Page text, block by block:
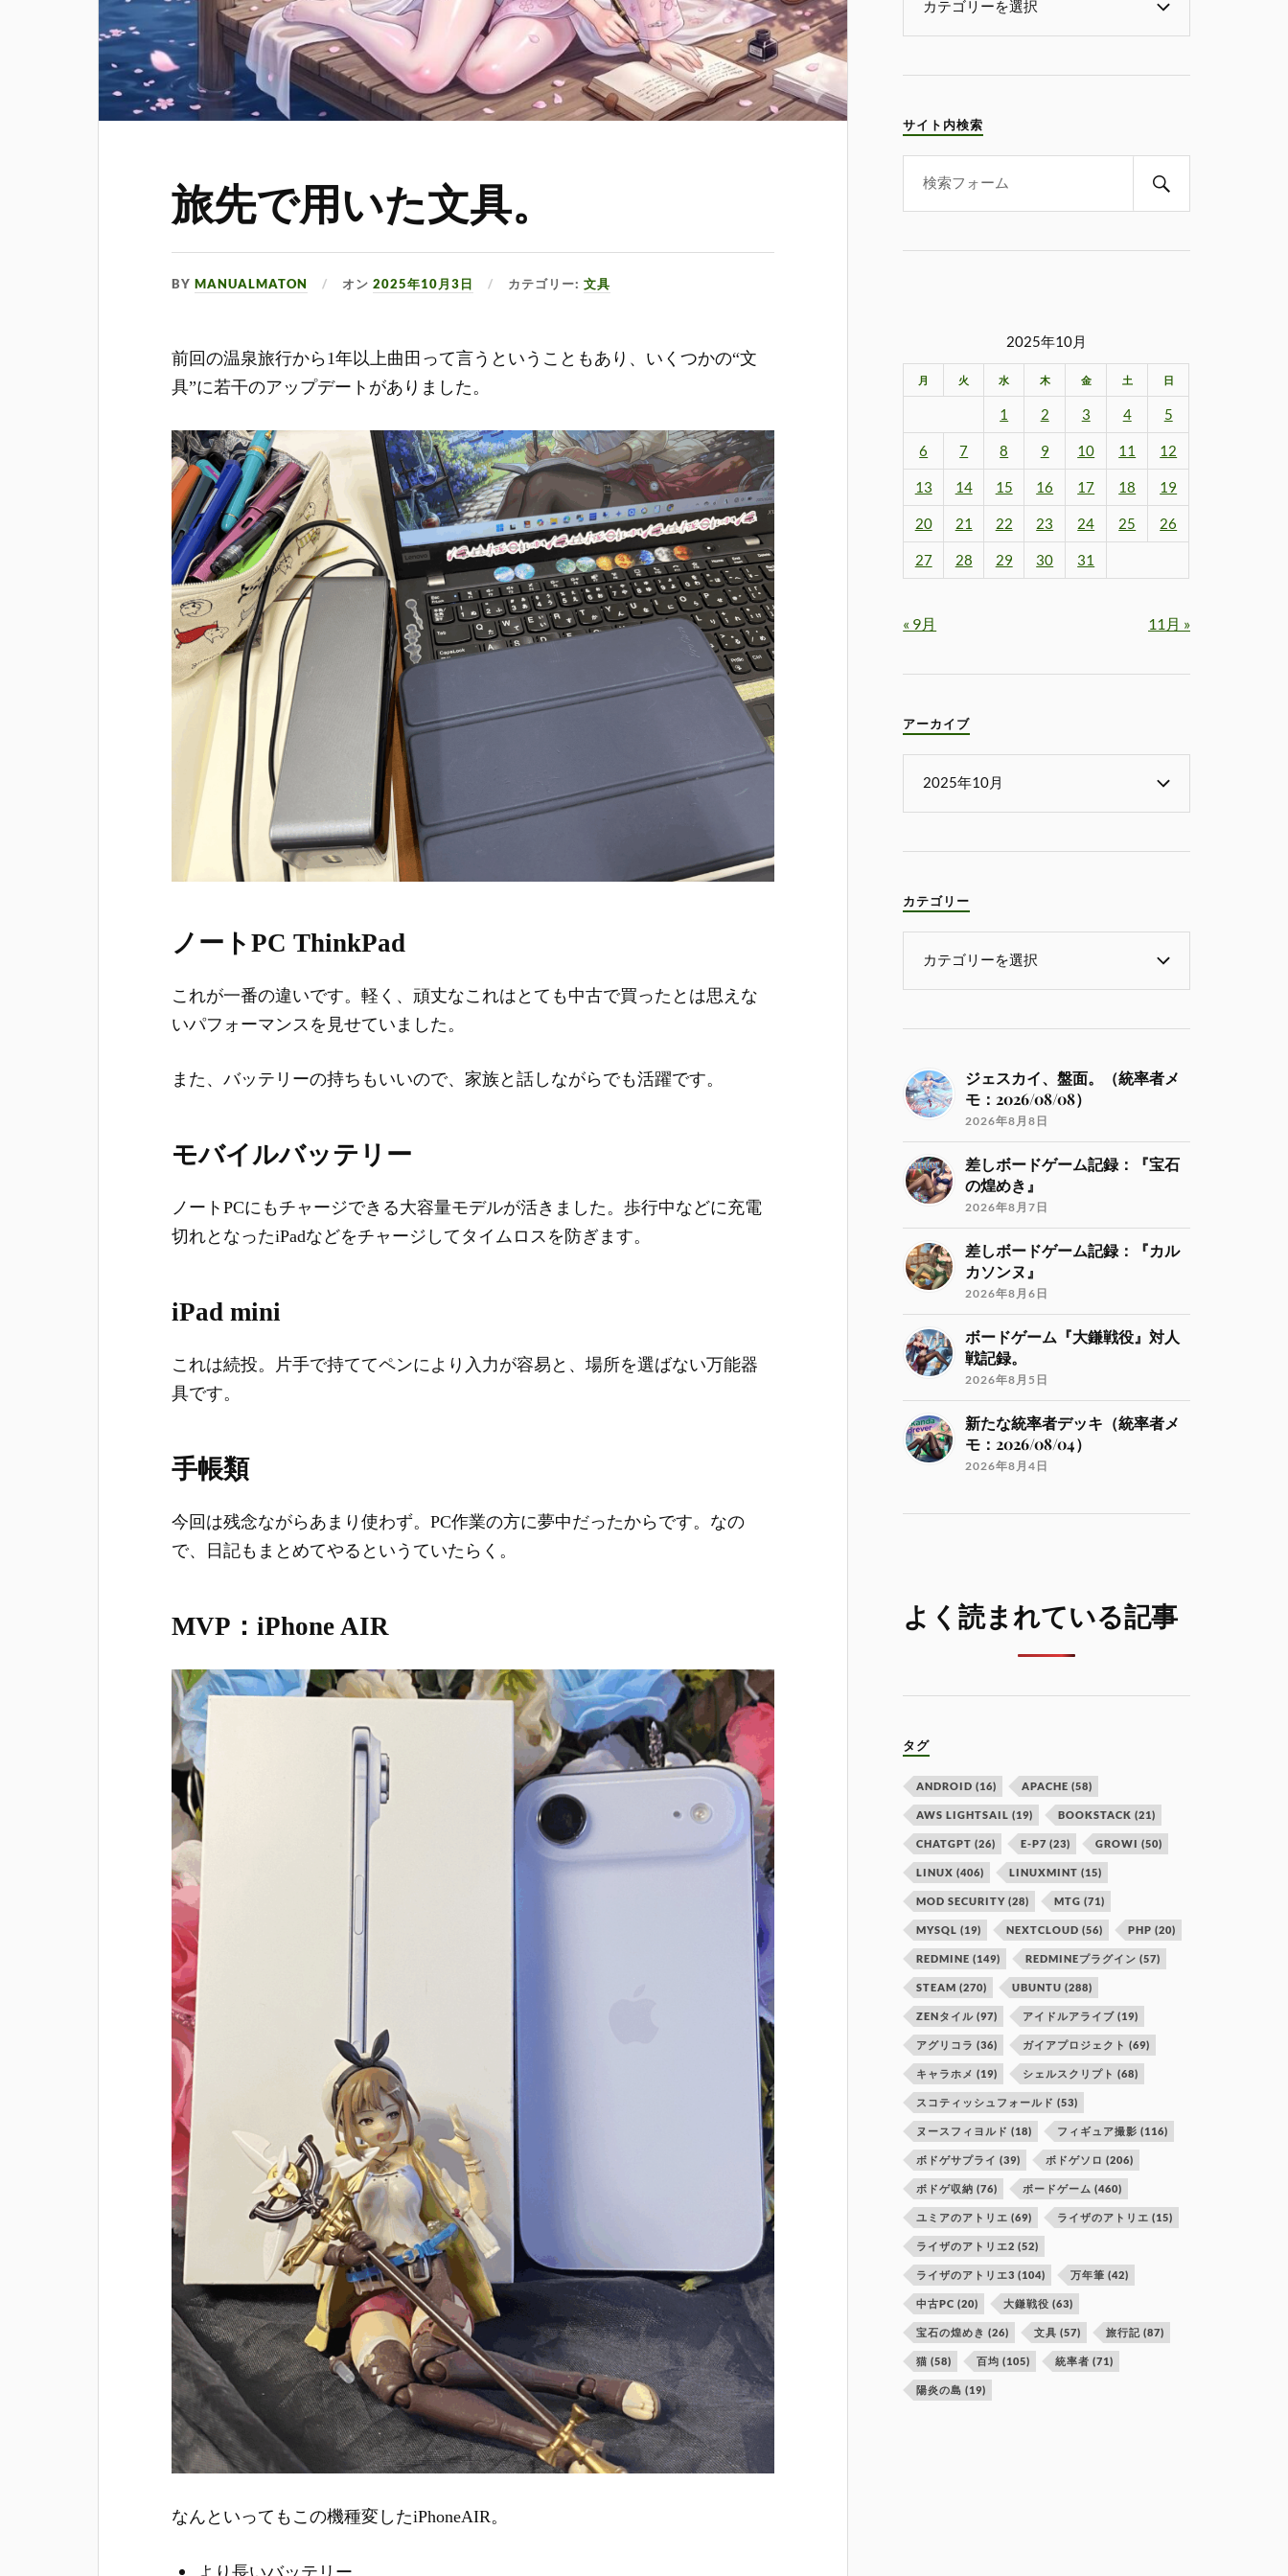
旅先で用いた文具。
BYMANUALMATON オン2025年10月3日 カテゴリー:文具
前回の温泉旅行から1年以上曲田って言うということもあり、いくつかの“文
具”に若干のアップデートがありました。
ノートPC ThinkPad
これが一番の違いです。軽く、頑丈なこれはとても中古で買ったとは思えな
いパフォーマンスを見せていました。
また、バッテリーの持ちもいいので、家族と話しながらでも活躍です。
モバイルバッテリー
ノートPCにもチャージできる大容量モデルが活きました。歩行中などに充電
切れとなったiPadなどをチャージしてタイムロスを防ぎます。
iPad mini
これは続投。片手で持ててペンにより入力が容易と、場所を選ばない万能器
具です。
手帳類
今回は残念ながらあまり使わず。PC作業の方に夢中だったからです。なの
で、日記もまとめてやるというていたらく。
MVP：iPhone AIR
なんといってもこの機種変したiPhoneAIR。
より長いバッテリー
サイト内検索
2025年10月
月 火 水 木 金 土 日
1 2 3 4 5
6 7 8 9 10 11 12
13 14 15 16 17 18 19
20 21 22 23 24 25 26
27 28 29 30 31
« 9月 11月 »
アーカイブ
カテゴリー
ジェスカイ、盤面。（統率者メ
モ：2026/08/08）
2026年8月8日
差しボードゲーム記録：『宝石
の煌めき』
2026年8月7日
差しボードゲーム記録：『カル
カソンヌ』
2026年8月6日
ボードゲーム『大鎌戦役』対人
戦記録。
2026年8月5日
新たな統率者デッキ（統率者メ
モ：2026/08/04）
2026年8月4日
よく読まれている記事
タグ
ANDROID (16) APACHE (58)
AWS LIGHTSAIL (19) BOOKSTACK (21)
CHATGPT (26) E-P7 (23) GROWI (50)
LINUX (406) LINUXMINT (15)
MOD SECURITY (28) MTG (71)
MYSQL (19) NEXTCLOUD (56) PHP (20)
REDMINE (149) REDMINEプラグイン (57)
STEAM (270) UBUNTU (288)
ZENタイル (97) アイドルアライブ (19)
アグリコラ (36) ガイアプロジェクト (69)
キャラホメ (19) シェルスクリプト (68)
スコティッシュフォールド (53)
ヌースフィヨルド (18) フィギュア撮影 (116)
ボドゲサプライ (39) ボドゲソロ (206)
ボドゲ収納 (76) ボードゲーム (460)
ユミアのアトリエ (69) ライザのアトリエ (15)
ライザのアトリエ2 (52)
ライザのアトリエ3 (104) 万年筆 (42)
中古PC (20) 大鎌戦役 (63)
宝石の煌めき (26) 文具 (57) 旅行記 (87)
猫 (58) 百均 (105) 統率者 (71)
陽炎の島 (19)